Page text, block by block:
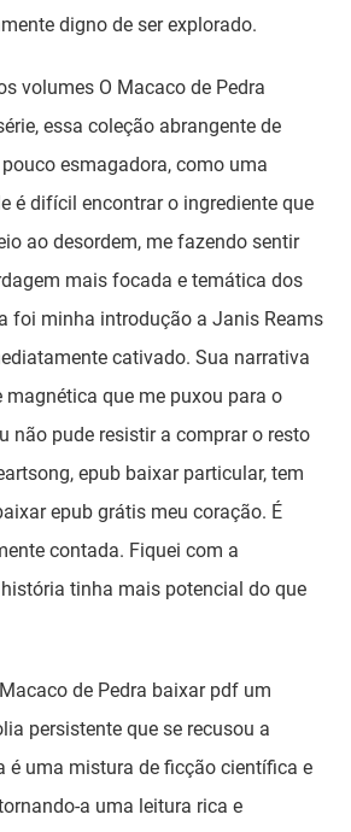
digno de ser explorado.
volumes O Macaco de Pedra
essa coleção abrangente de
esmagadora, como uma
é difícil encontrar o ingrediente que
ao desordem, me fazendo sentir
mais focada e temática dos
foi minha introdução a Janis Reams
cativado. Sua narrativa
que me puxou para o
não pude resistir a comprar o resto
epub baixar particular, tem
epub grátis meu coração. É
contada. Fiquei com a
tinha mais potencial do que
de Pedra baixar pdf um
persistente que se recusou a
é uma mistura de ficção científica e
a uma leitura rica e